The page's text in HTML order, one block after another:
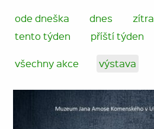
ode dneška dnes zítra
tento týden
příští týden
všechny akce výstava